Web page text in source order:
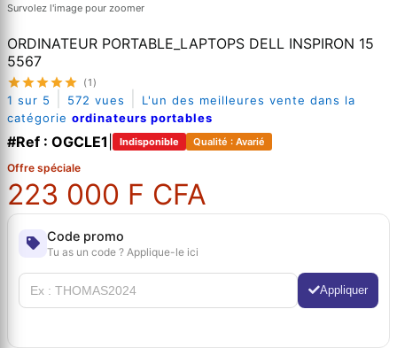
Survolez l'image pour zoomer
ORDINATEUR PORTABLE_LAPTOPS DELL INSPIRON 15
5567
(1)
1 sur 5 572 vues
L'un des meilleures vente dans la
catégorie ordinateurs portables
#Ref : OGCLE1 Indisponible Qualité : Avarié
Offre spéciale
223 000 F CFA
Code promo
Tu as un code ? Applique-le ici
Appliquer